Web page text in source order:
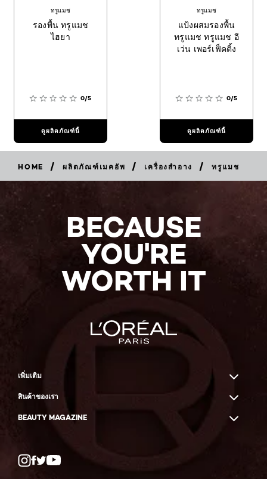
ทรูแมช
รองพื้น ทรูแมช
ไฮยา
0/5
ดูผลิตภัณฑ์นี้
ทรูแมช
แป้งผสมรองพื้น
ทรูแมช ทรูแมช อี
เว่น เพอร์เฟ็คติ้ง
0/5
ดูผลิตภัณฑ์นี้
HOME / ผลิตภัณฑ์เมคอัพ / เครื่องสำอาง / ทรูแมช
BECAUSE
YOU'RE
WORTH IT
เพิ่มเติม
สินค้าของเรา
BEAUTY MAGAZINE